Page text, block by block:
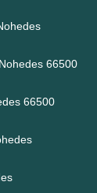
66500
66500